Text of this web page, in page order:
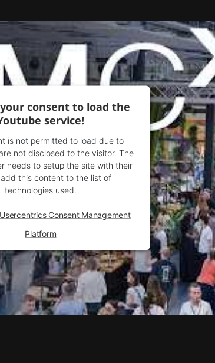
consent to load the
service!
is not permitted to load due to
not disclosed to the visitor. The
needs to setup the site with their
this content to the list of
technologies used.
Usercentrics Consent Management
Platform